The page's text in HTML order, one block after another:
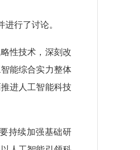
行了讨论。
性技术，深刻改
能综合实力整体
进人工智能科技
持续加强基础研